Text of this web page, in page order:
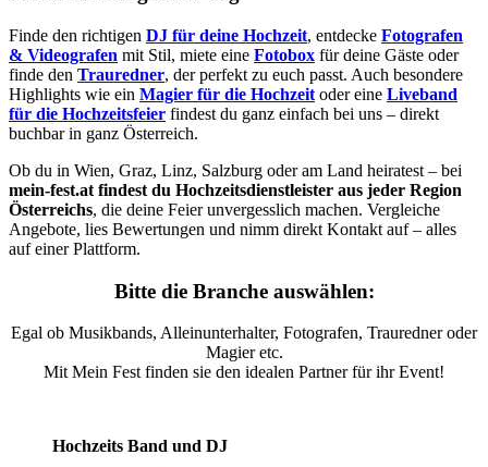
Finde den richtigen DJ für deine Hochzeit, entdecke Fotografen
& Videografen mit Stil, miete eine Fotobox für deine Gäste oder
finde den Trauredner, der perfekt zu euch passt. Auch besondere
Highlights wie ein Magier für die Hochzeit oder eine Liveband
für die Hochzeitsfeier findest du ganz einfach bei uns – direkt
buchbar in ganz Österreich.
Ob du in Wien, Graz, Linz, Salzburg oder am Land heiratest – bei
mein-fest.at findest du Hochzeitsdienstleister aus jeder Region
Österreichs, die deine Feier unvergesslich machen. Vergleiche
Angebote, lies Bewertungen und nimm direkt Kontakt auf – alles
auf einer Plattform.
Bitte die Branche auswählen:
Egal ob Musikbands, Alleinunterhalter, Fotografen, Trauredner oder
Magier etc.
Mit Mein Fest finden sie den idealen Partner für ihr Event!
Hochzeits Band und DJ